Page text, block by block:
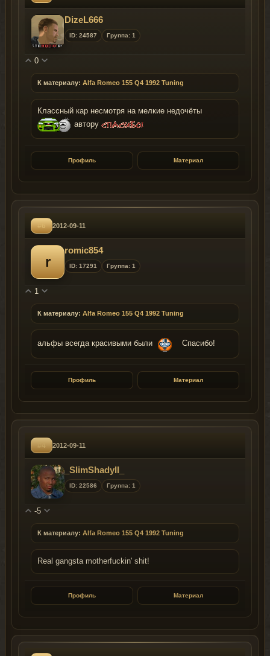
DizeL666
ID: 24587 Группа: 1
0
К материалу: Alfa Romeo 155 Q4 1992 Tuning
Классный кар несмотря на мелкие недочёты
автору
Профиль Материал
#6 2012-09-11
r
romic854
ID: 17291 Группа: 1
1
К материалу: Alfa Romeo 155 Q4 1992 Tuning
альфы всегда красивыми были Спасибо!
Профиль Материал
#4 2012-09-11
_SlimShadyII_
ID: 22586 Группа: 1
-5
К материалу: Alfa Romeo 155 Q4 1992 Tuning
Real gangsta motherfuckin' shit!
Профиль Материал